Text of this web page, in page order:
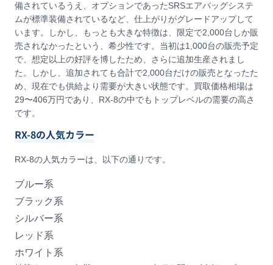
備されているうえ、オプションであったSRSエアバッグシステ
ムが標準装備されているなど、仕上がりがグレードアップして
います。しかし、もっとも大きな特徴は、限定で2,000台しか販
売されなかったという、希少性です。当初は1,000台の販売予定
で、想定以上の好評を博したため、さらに追加生産されまし
た。しかし、追加されても合計で2,000台だけの販売となったた
め、現在でも供給より需要が大きい状態です。買取価格相場は
29〜406万円であり、RX-8の中でもトップレベルの需要の高さ
です。
RX-8の人気カラー
RX-8の人気カラーは、以下の通りです。
ブルー系
ブラック系
シルバー系
レッド系
ホワイト系